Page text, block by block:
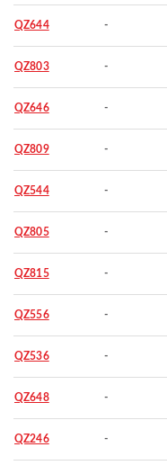
QZ644 -
QZ803 -
QZ646 -
QZ809 -
QZ544 -
QZ805 -
QZ815 -
QZ556 -
QZ536 -
QZ648 -
QZ246 -